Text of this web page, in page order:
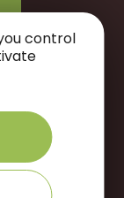
Sologne
Saint-
control